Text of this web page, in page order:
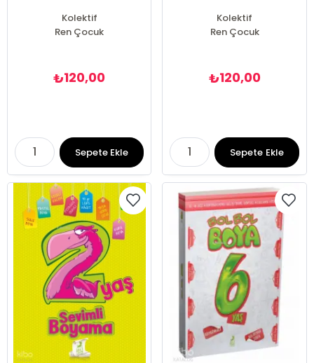
Kolektif
Ren Çocuk
₺120,00
Sepete Ekle
Kolektif
Ren Çocuk
₺120,00
Sepete Ekle